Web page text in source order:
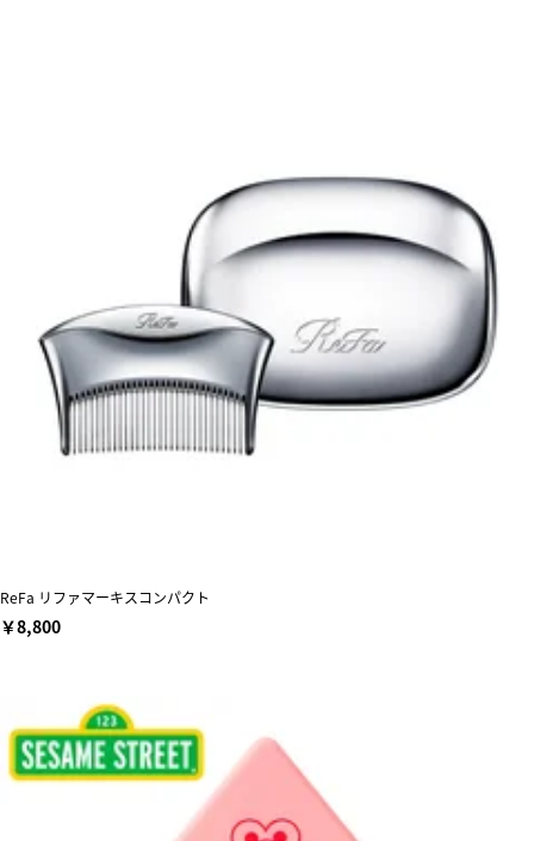
ReFa リファマーキスコンパクト
￥8,800